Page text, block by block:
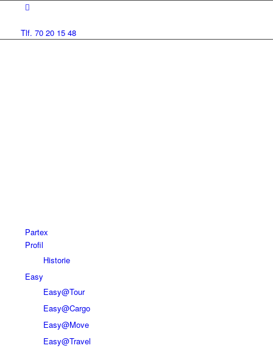
Tlf. 70 20 15 48
Partex
Profil
Historie
Easy
Easy@Tour
Easy@Cargo
Easy@Move
Easy@Travel